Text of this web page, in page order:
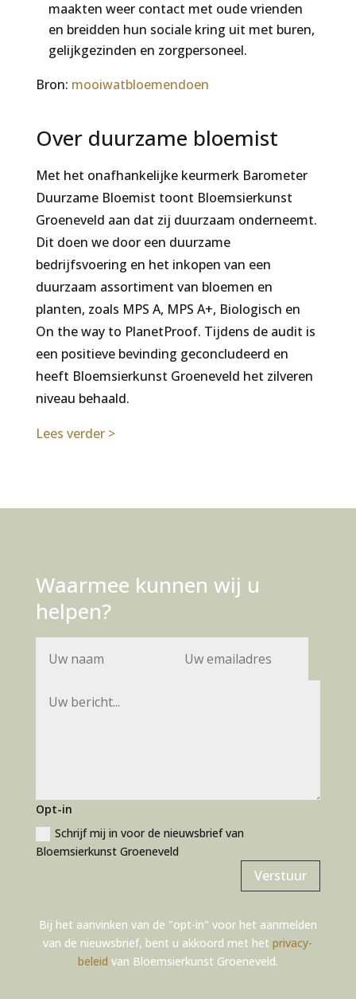
maakten weer contact met oude vrienden
en breidden hun sociale kring uit met buren,
gelijkgezinden en zorgpersoneel.
Bron: mooiwatbloemendoen
Over duurzame bloemist
Met het onafhankelijke keurmerk Barometer
Duurzame Bloemist toont Bloemsierkunst
Groeneveld aan dat zij duurzaam onderneemt.
Dit doen we door een duurzame
bedrijfsvoering en het inkopen van een
duurzaam assortiment van bloemen en
planten, zoals MPS A, MPS A+, Biologisch en
On the way to PlanetProof. Tijdens de audit is
een positieve bevinding geconcludeerd en
heeft Bloemsierkunst Groeneveld het zilveren
niveau behaald.
Lees verder >
Waarmee kunnen wij u
helpen?
Opt-in
Schrijf mij in voor de nieuwsbrief van
Bloemsierkunst Groeneveld
Verstuur
v
e
:
Bij het aanvinken van de "opt-in" voor het aanmelden
van de nieuwsbrief, bent u akkoord met hetprivacy-
beleid van Bloemsierkunst Groeneveld.